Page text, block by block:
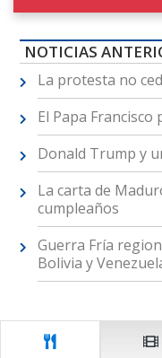
NOTICIAS
La protesta no
El Papa
Donald Trump y
La carta de
cumpleaños
Guerra Fría
Bolivia y